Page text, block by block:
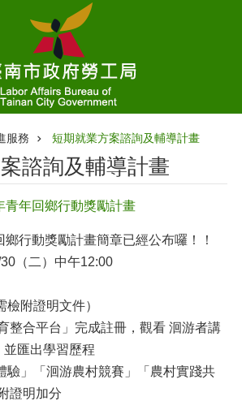
服務 短期就業方案諮詢及輔導計畫
諮詢及輔導計畫
青年回鄉行動獎勵計畫
行動獎勵計畫簡章已經公布囉！！
（二）中午12:00
檢附證明文件）
整合平台」完成註冊，觀看 洄游者講
匯出學習歷程
驗」「洄游農村競賽」「農村實踐共
證明加分